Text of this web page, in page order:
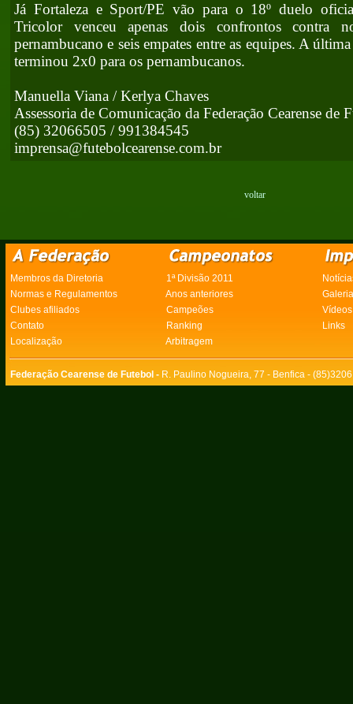
Já Fortaleza e Sport/PE vão para o 18º duelo
Tricolor venceu apenas dois confrontos contra
pernambucano e seis empates entre as equipes. A
terminou 2x0 para os pernambucanos.
Manuella Viana / Kerlya Chaves
Assessoria de Comunicação da Federação Cearense de
(85) 32066505 / 991384545
imprensa@futebolcearense.com.br
voltar
Membros da Diretoria 1ª Divisão 2011
Normas e Regulamentos
Anos anteriores
Clubes afiliados
Campeões
Vídeos
Contato
Ranking
Links
Localização
Arbitragem
Federação Cearense de Futebol - R. Paulino Nogueira, 77 - Benfica -